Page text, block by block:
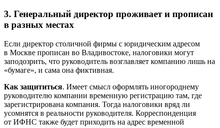
3. Генеральный директор проживает и прописан
в разных местах
Если директор столичной фирмы с юридическим адресом
в Москве прописан во Владивостоке, налоговики могут
заподозрить, что руководитель возглавляет компанию лишь на
«бумаге», и сама она фиктивная.
Как защититься. Имеет смысл оформлять иногороднему
руководителю компании временную регистрацию там, где
зарегистрирована компания. Тогда налоговики вряд ли
усомнятся в реальности руководителя. Корреспонденция
от ИФНС также будет приходить на адрес временной